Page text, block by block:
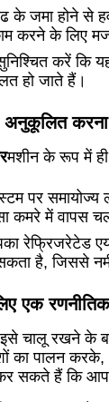
के जमा होने से
करने के लिए
करें कि
हो जाते हैं।
अनुकूलित करना
मशीन के रूप में ही
पर समायोज्य
कमरे में वापस
रेफ्रिजरेटेड
है, जिससे
एक
चालू रखने के
का पालन
हैं कि आपकी